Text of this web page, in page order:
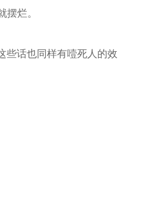
摆烂。
些话也同样有噎死人的效